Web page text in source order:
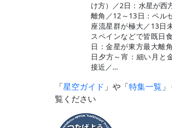
け方）／2日：水星が西
離角／12～13日：ペル
座流星群が極大／13日
スペインなどで皆既日
日：金星が東方最大離
日夕方～宵：細い月と
接近／…
「星空ガイド 」や「特集一覧
覧ください